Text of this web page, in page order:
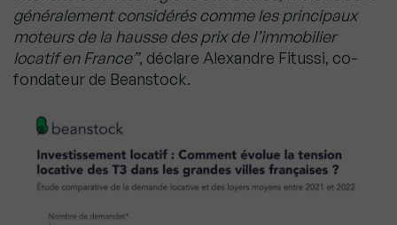
généralement considérés comme les principaux
moteurs de la hausse des prix de l’immobilier
locatif en France”, déclare Alexandre Fitussi, co-
fondateur de Beanstock.